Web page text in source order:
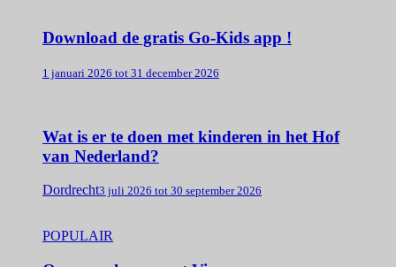
Download de gratis Go-Kids app !
1 januari 2026 tot 31 december 2026
Wat is er te doen met kinderen in het Hof
van Nederland?
Dordrecht3 juli 2026 tot 30 september 2026
POPULAIR